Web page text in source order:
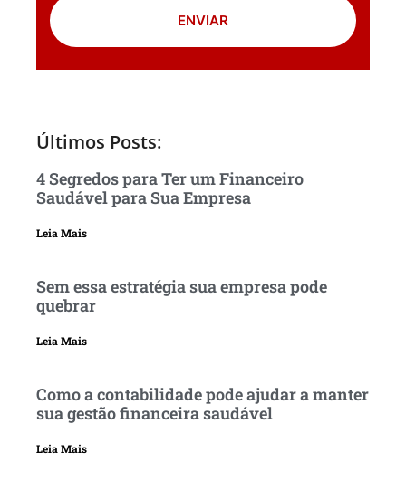
ENVIAR
Últimos Posts:
4 Segredos para Ter um Financeiro
Saudável para Sua Empresa
Leia Mais
Sem essa estratégia sua empresa pode
quebrar
Leia Mais
Como a contabilidade pode ajudar a manter
sua gestão financeira saudável
Leia Mais